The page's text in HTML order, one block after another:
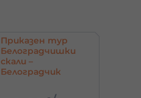
Приказен тур
Белоградчишки
скали –
Белоградчик